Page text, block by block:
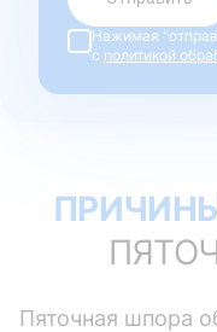
Нажимая
с политикой
Пяточная шпора